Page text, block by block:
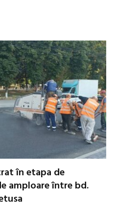
în etapa de
amploare între bd.